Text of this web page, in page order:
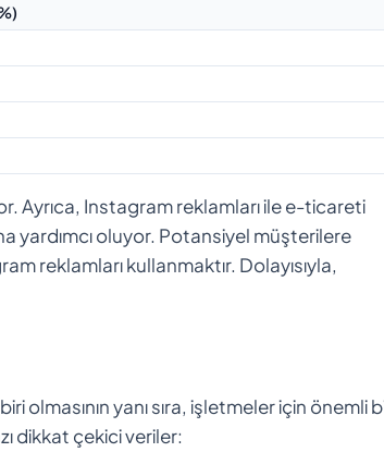
Ayrıca, Instagram reklamları ile e-ticareti
yardımcı oluyor. Potansiyel müşterilere
reklamları kullanmaktır. Dolayısıyla,
yanı sıra, işletmeler için önemli
dikkat çekici veriler: